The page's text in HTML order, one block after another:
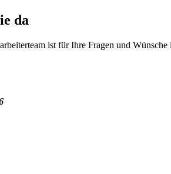
da
ist für Ihre Fragen und Wünsche